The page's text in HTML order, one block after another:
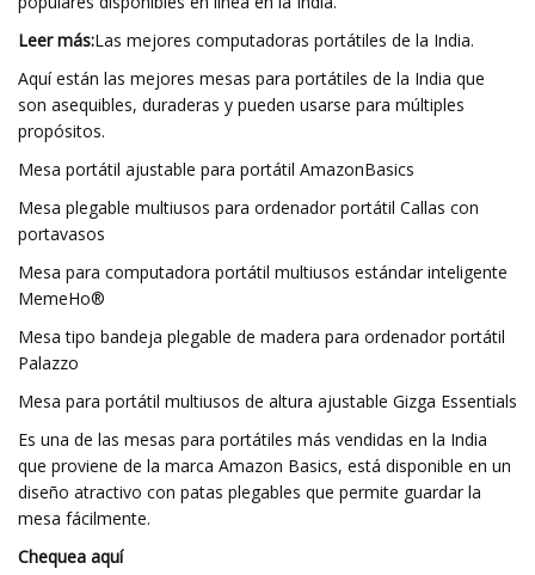
Leer más:Las mejores computadoras portátiles de la India.
Aquí están las mejores mesas para portátiles de la India que
son asequibles, duraderas y pueden usarse para múltiples
propósitos.
Mesa portátil ajustable para portátil AmazonBasics
Mesa plegable multiusos para ordenador portátil Callas con
portavasos
Mesa para computadora portátil multiusos estándar inteligente
MemeHo®
Mesa tipo bandeja plegable de madera para ordenador portátil
Palazzo
Mesa para portátil multiusos de altura ajustable Gizga Essentials
Es una de las mesas para portátiles más vendidas en la India
que proviene de la marca Amazon Basics, está disponible en un
diseño atractivo con patas plegables que permite guardar la
mesa fácilmente.
Chequea aquí